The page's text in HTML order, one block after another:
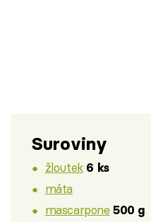
Suroviny
žloutek 6 ks
máta
mascarpone 500 g